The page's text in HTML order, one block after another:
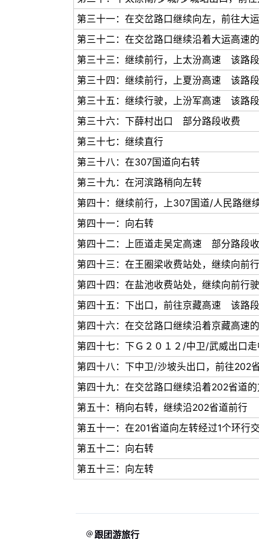
第三十一：在交岔路口继续向左，前往大
第三十二：在交岔路口继续沿着大运高
第三十三：继续前行，上太汾高速 该路
第三十四：继续前行，上夏汾高速 该路
第三十五：继续行驶，上汾军高速 该路
第三十六：下薛村出口 部分路段收费
第三十七：继续直行
第三十八：在307国道向右转
第三十九：在河滨路稍向左转
第四十：继续前行，上307国道/人民路继
第四十一：向右转
第四十二：上匝道走吴定高速 部分路段
第四十三：在王圈梁收费站处，继续向前
第四十四：在盐池收费站处，继续向前行
第四十五：下出口，前往京藏高速 该路
第四十六：在交岔路口继续沿着京藏高
第四十七：下Ｇ２０１２/中卫/武威出口
第四十八：下中卫/沙坡头出口，前往202
第四十九：在交岔路口继续沿着202省道
第五十：稍向右转，继续沿202省道前行
第五十一：在201省道向左转经过1个环行
第五十二：向右转
第五十三：向左转
跟团游旅行